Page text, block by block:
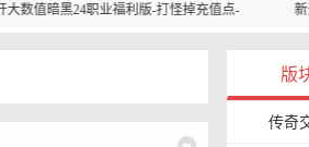
福利版-打怪掉充值点- 新开大数值暗黑24
版
传奇